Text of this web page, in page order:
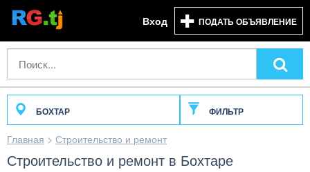
Вход ПОДАТЬ ОБЪЯВЛЕНИЕ
БОХТАР ФИЛЬТР
Главная > Строительство и ремонт
Строительство и ремонт в Бохтаре